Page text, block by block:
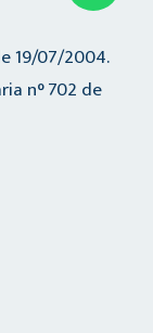
19/07/2004.
n° 702 de